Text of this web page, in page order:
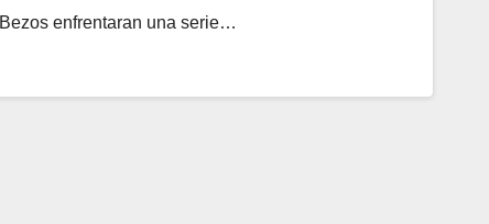
Bezos enfrentaran una serie…